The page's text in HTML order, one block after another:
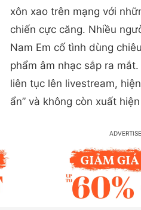
xôn xao trên mạng với
chiến cực căng. Nhiều
Nam Em cố tình dùng
phẩm âm nhạc sắp ra
liên tục lên livestream,
ẩn” và không còn xuất